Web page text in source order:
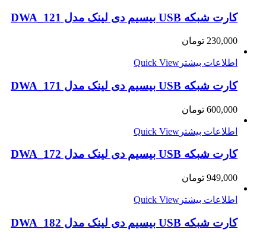
کارت شبکه USB بیسیم دی لینک مدل DWA_121
230,000 تومان
اطلاعات بیشتر Quick View
کارت شبکه USB بیسیم دی لینک مدل DWA_171
600,000 تومان
اطلاعات بیشتر Quick View
کارت شبکه USB بیسیم دی لینک مدل DWA_172
949,000 تومان
اطلاعات بیشتر Quick View
کارت شبکه USB بیسیم دی لینک مدل DWA_182